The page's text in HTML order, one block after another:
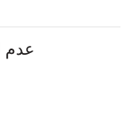
عدم